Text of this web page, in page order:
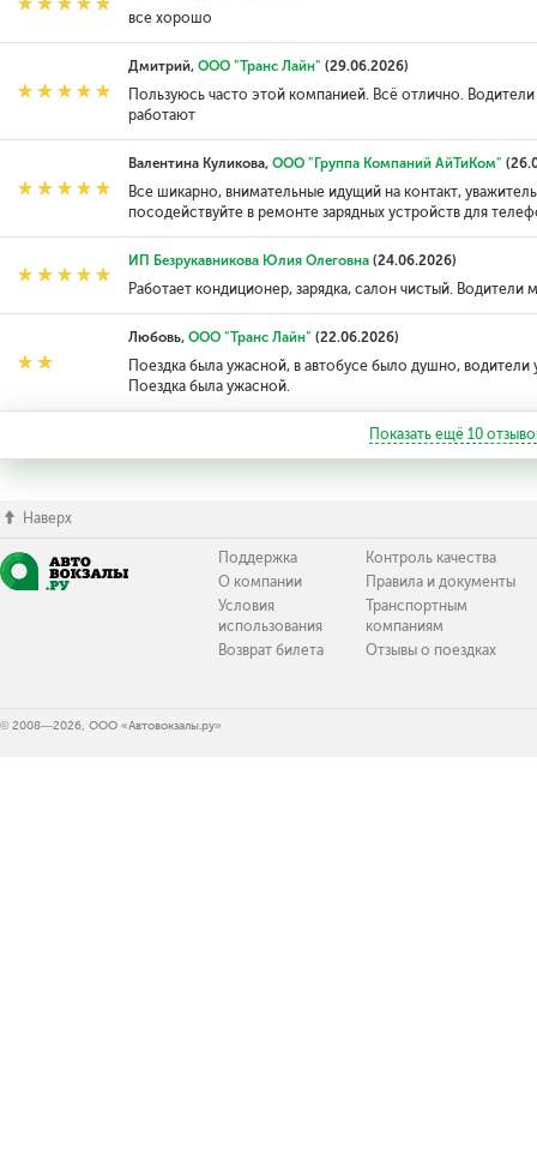
все хорошо
Дмитрий, ООО "Транс Лайн" (29.06.2026)
Пользуюсь часто этой компанией. Всё отлично.
работают
Валентина Куликова, ООО "Группа Компаний АйТиКом"
Все шикарно, внимательные идущий на контакт,
посодействуйте в ремонте зарядных устройств для
ИП Безрукавникова Юлия Олеговна(24.06.2026)
Работает кондиционер, зарядка, салон чистый.
Любовь, ООО "Транс Лайн" (22.06.2026)
Поездка была ужасной, в автобусе было душно,
Поездка была ужасной.
Показать ещё 10
Наверх
Поддержка
О компании
Условия
использования
Возврат билета
Контроль качества
Правила и документы
Транспортным
компаниям
Отзывы о поездках
© 2008—2026, ООО «Автовокзалы.ру»